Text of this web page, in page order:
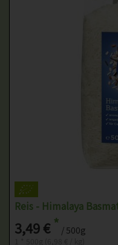
Reis - Himalaya
3,49 €* / 500g